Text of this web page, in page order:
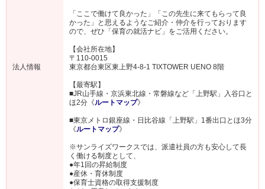
法人情報
「ここで働けて良かった」「この先生に来てもらって良
かった」と思えるようなご紹介・仲介を行っております
ので、ぜひ「保育の就活ナビ」をご活用ください。
【会社所在地】
〒110-0015
東京都台東区東上野4-8-1 TIXTOWER UENO 8階
【最寄駅】
■JR山手線・京浜東北線・常磐線など「上野駅」入谷口と
ほ2分《ルートマップ》
■東京メトロ銀座線・日比谷線「上野駅」1番出口とほ3分
《ルートマップ》
※サンライズワークスでは、派遣社員の方も安心して長
く働ける制度として、
●年1回の昇給制度
●産休・育休制度
●保育士資格の取得支援制度